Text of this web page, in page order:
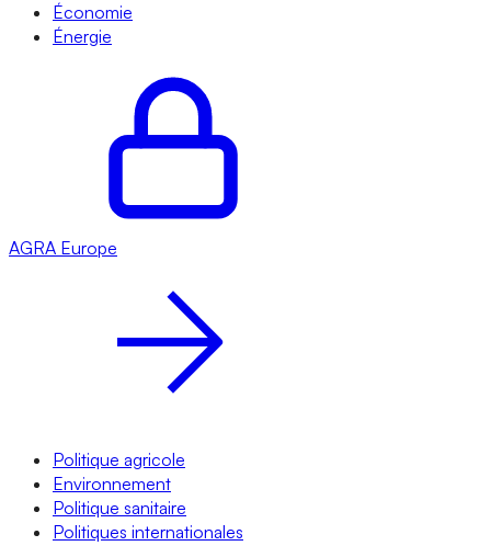
Économie
Énergie
AGRA Europe
Politique agricole
Environnement
Politique sanitaire
Politiques internationales